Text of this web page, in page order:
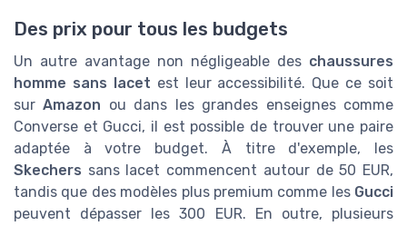
Des prix pour tous les budgets
Un autre avantage non négligeable des chaussures
homme sans lacet est leur accessibilité. Que ce soit
surAmazon ou dans les grandes enseignes comme
Converse et Gucci, il est possible de trouver une paire
adaptée à votre budget. À titre d'exemple, les
Skechers sans lacet commencent autour de 50 EUR,
tandis que des modèles plus premium comme les Gucci
peuvent dépasser les 300 EUR. En outre, plusieurs